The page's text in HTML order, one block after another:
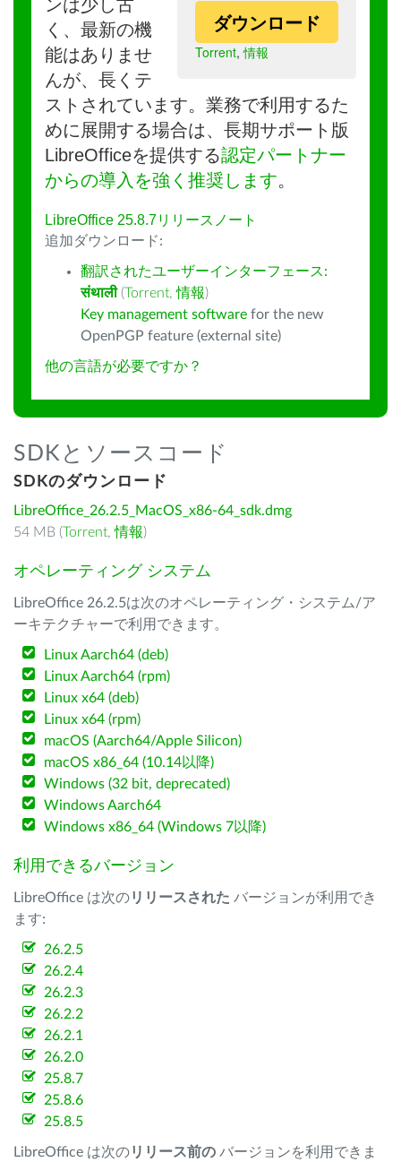
ダウンロード
Torrent,情報
ンは少し古
く、最新の機
能はありませ
んが、長くテ
ストされています。業務で利用するた
めに展開する場合は、長期サポート版
LibreOfficeを提供する認定パートナー
からの導入を強く推奨します。
LibreOffice 25.8.7リリースノート
追加ダウンロード:
翻訳されたユーザーインターフェース:
संथाली (Torrent,情報)
Key management software for the new
OpenPGP feature (external site)
他の言語が必要ですか？
SDKとソースコード
SDKのダウンロード
LibreOffice_26.2.5_MacOS_x86-64_sdk.dmg
54 MB (Torrent,情報)
オペレーティング システム
LibreOffice 26.2.5は次のオペレーティング・システム/ア
ーキテクチャーで利用できます。
Linux Aarch64 (deb)
Linux Aarch64 (rpm)
Linux x64 (deb)
Linux x64 (rpm)
macOS (Aarch64/Apple Silicon)
macOS x86_64 (10.14以降)
Windows (32 bit, deprecated)
Windows Aarch64
Windows x86_64 (Windows 7以降)
利用できるバージョン
LibreOffice は次のリリースされた バージョンが利用でき
ます:
26.2.5
26.2.4
26.2.3
26.2.2
26.2.1
26.2.0
25.8.7
25.8.6
25.8.5
LibreOffice は次のリリース前の バージョンを利用できま